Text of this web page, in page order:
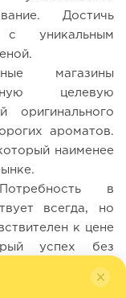
Достичь
уникальным
магазины
целевую
ароматов.
наименее
в
всегда, но
к цене
успех без